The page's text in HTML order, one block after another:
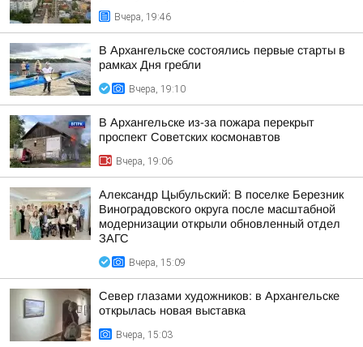
Вчера, 19:46
В Архангельске состоялись первые старты в
рамках Дня гребли
Вчера, 19:10
В Архангельске из-за пожара перекрыт
проспект Советских космонавтов
Вчера, 19:06
Александр Цыбульский: В поселке Березник
Виноградовского округа после масштабной
модернизации открыли обновленный отдел
ЗАГС
Вчера, 15:09
Север глазами художников: в Архангельске
открылась новая выставка
Вчера, 15:03